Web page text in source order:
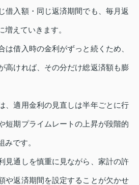
借入額・同じ返済期間でも、毎月返
えていきます。
は借入時の金利がずっと続くため、
高ければ、その分だけ総返済額も膨
、適用金利の見直しは半年ごとに行
短期プライムレートの上昇が段階的
みです。
見通しを慎重に見ながら、家計の許
や返済期間を設定することが欠かせ